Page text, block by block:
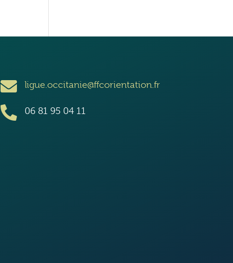
 ligue.occitanie@ffcorientation.fr
 06 81 95 04 11